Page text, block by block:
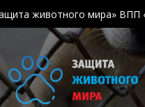
животного мира»